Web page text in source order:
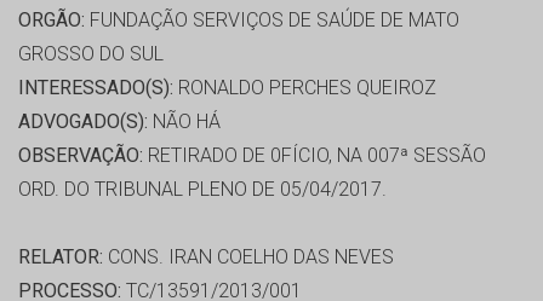
ORGÃO: FUNDAÇÃO SERVIÇOS DE SAÚDE DE MATO
GROSSO DO SUL
INTERESSADO(S): RONALDO PERCHES QUEIROZ
ADVOGADO(S): NÃO HÁ
OBSERVAÇÃO: RETIRADO DE 0FÍCIO, NA 007ª SESSÃO
ORD. DO TRIBUNAL PLENO DE 05/04/2017.
RELATOR: CONS. IRAN COELHO DAS NEVES
PROCESSO: TC/13591/2013/001